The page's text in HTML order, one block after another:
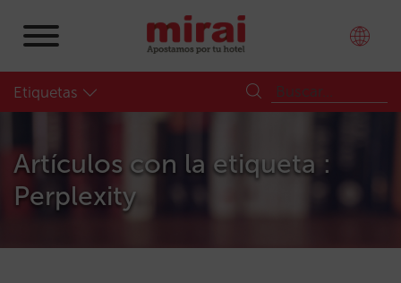
Etiquetas
Artículos con la etiqueta :
Perplexity